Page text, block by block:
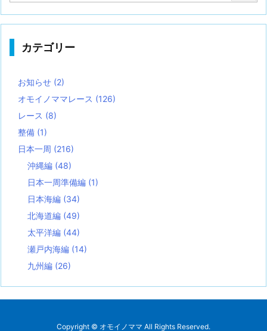
カテゴリー
お知らせ (2)
オモイノママレース (126)
レース (8)
整備 (1)
日本一周 (216)
沖縄編 (48)
日本一周準備編 (1)
日本海編 (34)
北海道編 (49)
太平洋編 (44)
瀬戸内海編 (14)
九州編 (26)
Copyright © オモイノママ All Rights Reserved.